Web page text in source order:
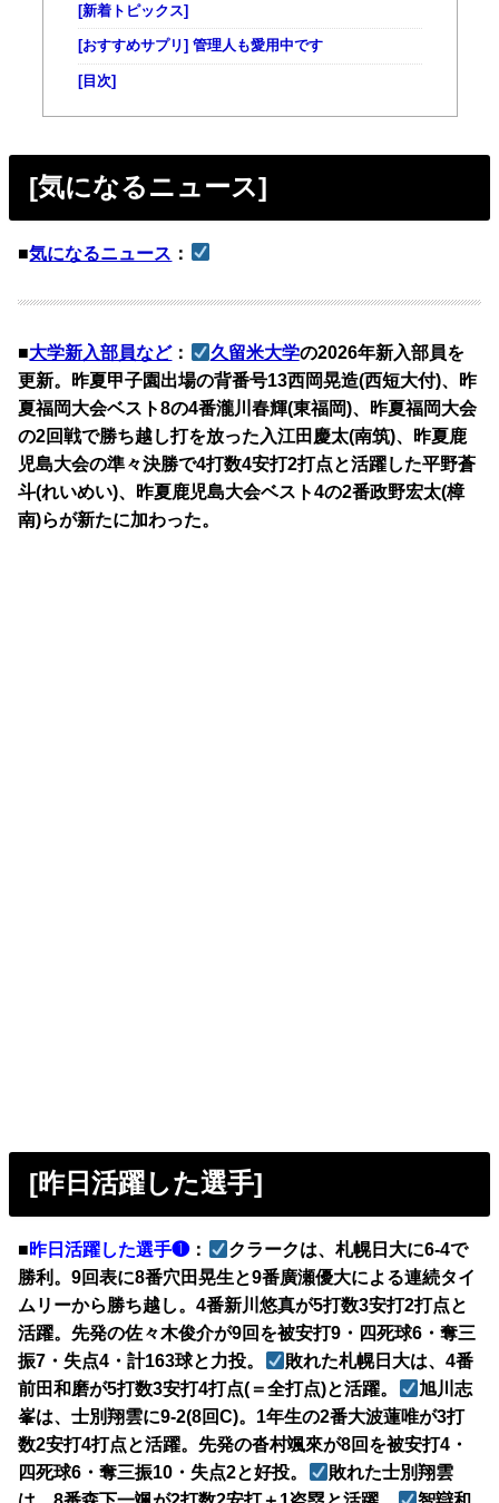
[新着トピックス]
[おすすめサプリ] 管理人も愛用中です
[目次]
[気になるニュース]
■気になるニュース ：
■大学新入部員など： 久留米大学の2026年新入部員を
更新。昨夏甲子園出場の背番号13西岡晃造(西短大付)、昨
夏福岡大会ベスト8の4番瀧川春輝(東福岡)、昨夏福岡大会
の2回戦で勝ち越し打を放った入江田慶太(南筑)、昨夏鹿
児島大会の準々決勝で4打数4安打2打点と活躍した平野蒼
斗(れいめい)、昨夏鹿児島大会ベスト4の2番政野宏太(樟
南)らが新たに加わった。
[昨日活躍した選手]
■昨日活躍した選手❶：
クラークは、札幌日大に6-4で
勝利。9回表に8番穴田晃生と9番廣瀬優大による連続タイ
ムリーから勝ち越し。4番新川悠真が5打数3安打2打点と
活躍。先発の佐々木俊介が9回を被安打9・四死球6・奪三
振7・失点4・計163球と力投。
敗れた札幌日大は、4番
前田和磨が5打数3安打4打点(＝全打点)と活躍。
旭川志
峯は、士別翔雲に9-2(8回C)。1年生の2番大波蓮唯が3打
数2安打4打点と活躍。先発の沓村颯來が8回を被安打4・
四死球6・奪三振10・失点2と好投。
敗れた士別翔雲